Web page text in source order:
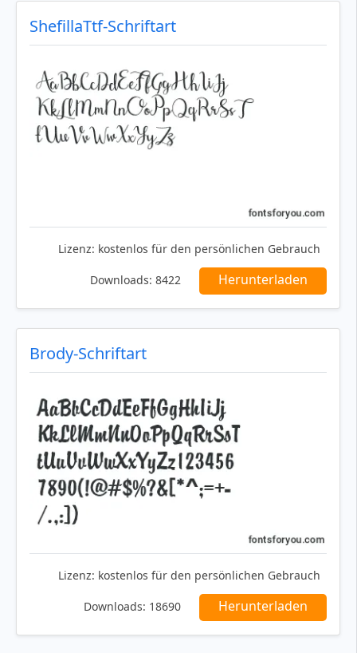
ShefillaTtf-Schriftart
Lizenz: kostenlos für den persönlichen Gebrauch
Downloads: 8422 Herunterladen
Brody-Schriftart
Lizenz: kostenlos für den persönlichen Gebrauch
Downloads: 18690 Herunterladen